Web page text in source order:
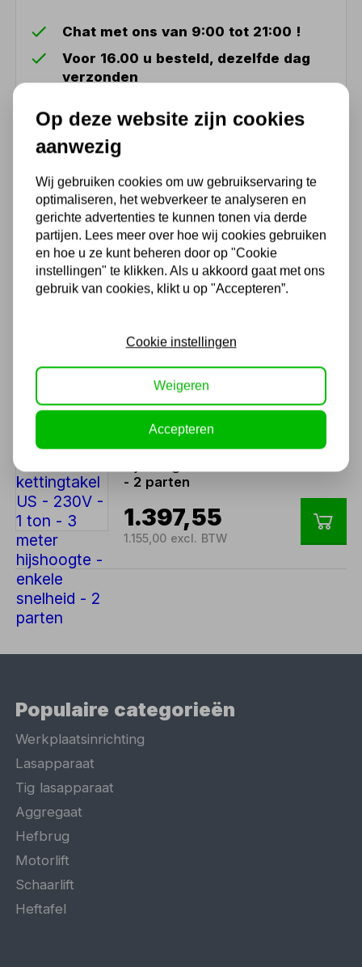
Chat met ons van 9:00 tot 21:00 !
Voor 16.00 u besteld, dezelfde dag
verzonden
548 51 75 75
1.500 m2 winkel in Rijssen !
Twents familiebedrijf sinds 1992 !
Ook handig
Elektrische kettingtakel US -
230V - 1 ton - met 3 meter
1.981,98
1.638,00 excl. BTW
Elektrische kettingtakel US -
230V - 1 ton - 3 meter
- 2 parten
1.397,55
1.155,00 excl. BTW
Populaire categorieën
Werkplaatsinrichting
Lasapparaat
Tig lasapparaat
Aggregaat
Hefbrug
Motorlift
Schaarlift
Heftafel
Op deze website zijn cookies
aanwezig
Wij gebruiken cookies om uw gebruikservaring te
optimaliseren, het webverkeer te analyseren en
gerichte advertenties te kunnen tonen via derde
partijen. Lees meer over hoe wij cookies gebruiken
en hoe u ze kunt beheren door op "Cookie
instellingen" te klikken. Als u akkoord gaat met ons
gebruik van cookies, klikt u op "Accepteren”.
Cookie instellingen
Weigeren
Accepteren